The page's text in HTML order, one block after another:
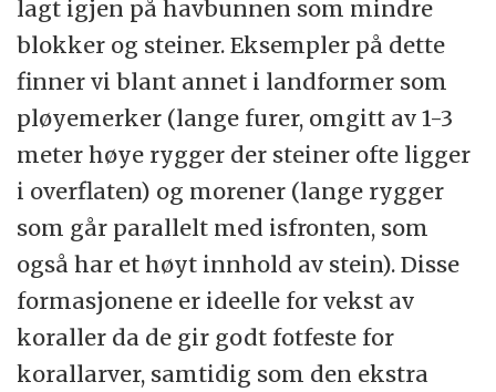
lagt igjen på havbunnen som mindre
blokker og steiner. Eksempler på dette
finner vi blant annet i landformer som
pløyemerker (lange furer, omgitt av 1-3
meter høye rygger der steiner ofte ligger
i overflaten) og morener (lange rygger
som går parallelt med isfronten, som
også har et høyt innhold av stein). Disse
formasjonene er ideelle for vekst av
koraller da de gir godt fotfeste for
korallarver, samtidig som den ekstra